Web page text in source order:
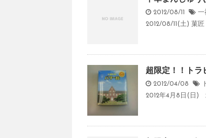
2012/08/11 一
2012/08/11(土) 菓
超限定！！ト
2012/04/08
2012年4月8日(日)